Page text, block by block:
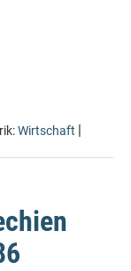
Wirtschaft |